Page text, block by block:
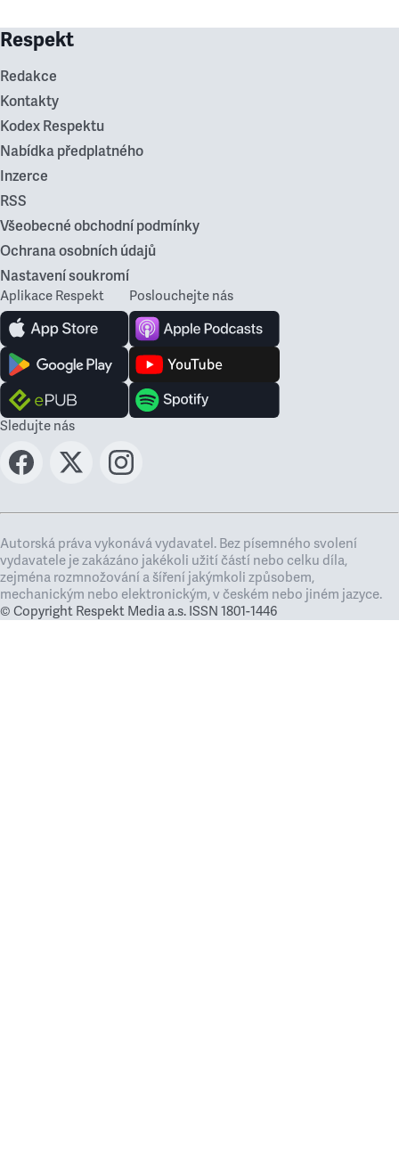
Respekt
Redakce
Kontakty
Kodex Respektu
Nabídka předplatného
Inzerce
RSS
Všeobecné obchodní podmínky
Ochrana osobních údajů
Nastavení soukromí
Aplikace Respekt Poslouchejte nás
Sledujte nás
Autorská práva vykonává vydavatel. Bez písemného svolení
vydavatele je zakázáno jakékoli užití částí nebo celku díla,
zejména rozmnožování a šíření jakýmkoli způsobem,
mechanickým nebo elektronickým, v českém nebo jiném jazyce.
© Copyright Respekt Media a.s. ISSN 1801-1446